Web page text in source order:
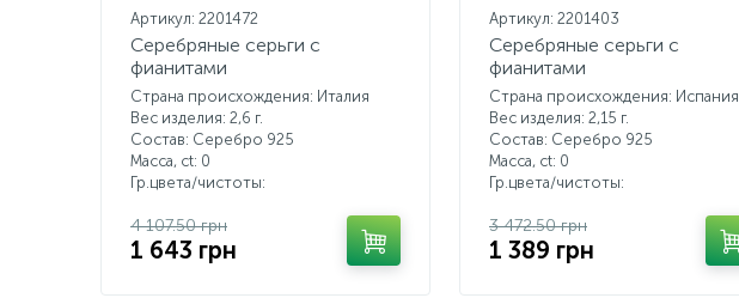
Артикул: 2201472
Серебряные серьги с
фианитами
Страна происхождения: Италия
Вес изделия: 2,6 г.
Состав: Серебро 925
Масса, ct: 0
Гр.цвета/чистоты:
4 107.50 грн
1 643 грн
Артикул: 2201403
Серебряные серьги с
фианитами
Страна происхождения: Испания
Вес изделия: 2,15 г.
Состав: Серебро 925
Масса, ct: 0
Гр.цвета/чистоты:
3 472.50 грн
1 389 грн